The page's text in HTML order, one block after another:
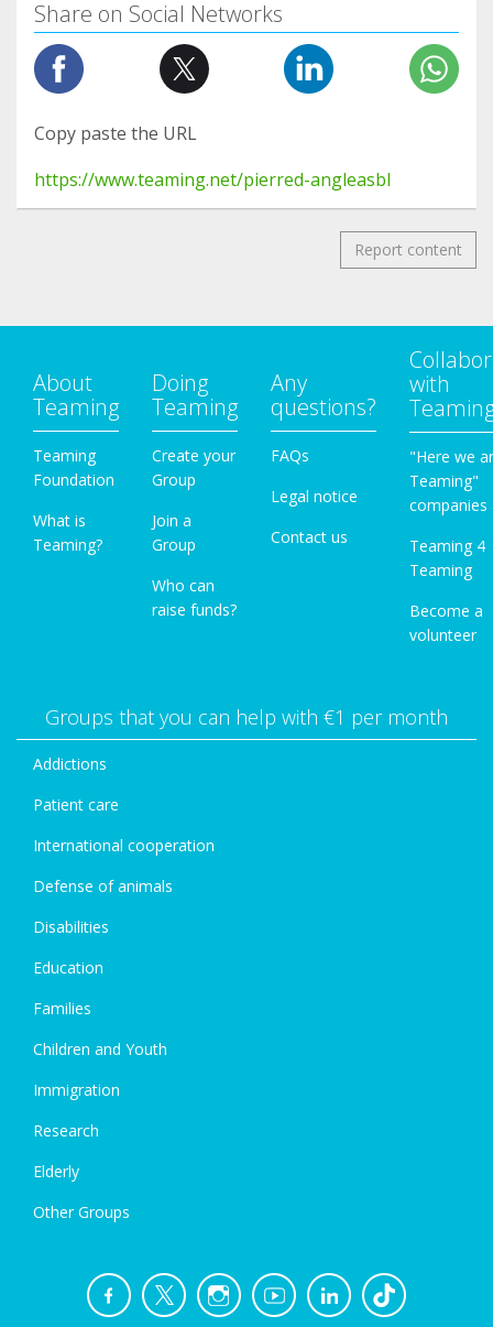
Share on Social Networks
Copy paste the URL
https://www.teaming.net/pierred-angleasbl
Report content
About
Teaming
Teaming
Foundation
What is
Teaming?
Doing
Teaming
Create your
Group
Join a
Group
Who can
raise funds?
Any
questions?
FAQs
Legal notice
Contact us
with
"Here we
Teaming"
companies
Teaming 4
Teaming
Become a
volunteer
Groups that you can help with €1 per month
Addictions
Patient care
International cooperation
Defense of animals
Disabilities
Education
Families
Children and Youth
Immigration
Research
Elderly
Other Groups